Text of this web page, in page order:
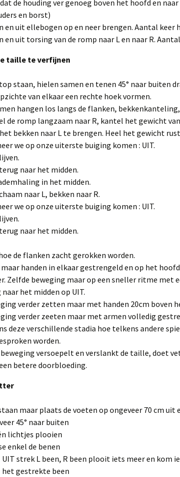
de houding ver genoeg boven het hoofd en
en borst)
en uit ellebogen op en neer brengen. Aantal keer
en uit torsing van de romp naar L en naar R.
taille te verfijnen
staan, hielen samen en tenen 45° naar buiten
van elkaar een rechte hoek vormen.
hangen los langs de flanken,
de romp langzaam naar R, kantel het gewicht
bekken naar L te brengen. Heel het gewicht
we op onze uiterste buiging komen : UIT.
naar het midden.
in het midden.
naar L, bekken naar R.
we op onze uiterste buiging komen : UIT.
naar het midden.
de flanken zacht gerokken worden.
handen in elkaar gestrengeld en op het
Zelfde beweging maar op een sneller ritme met
het midden op UIT.
verder zetten maar met handen 20cm boven
verder zeeten maar met armen volledig
deze verschillende stadia hoe telkens andere
worden.
beweging versoepelt en verslankt de taille, doet
betere doorbloeding.
maar plaats de voeten op ongeveer 70 cm uit
45° naar buiten
lichtjes plooien
enkel de benen
UIT strek L been, R been plooit iets meer en kom
het gestrekte been